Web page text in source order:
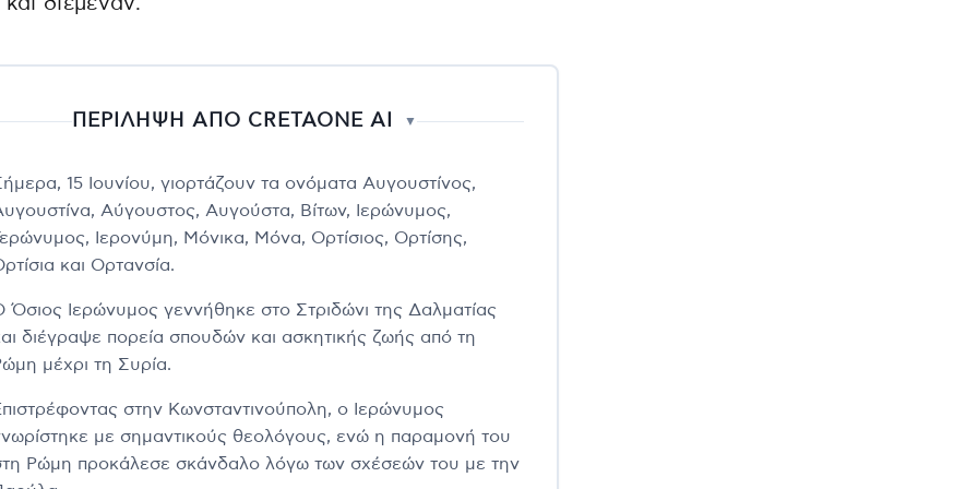
ΠΕΡΙΛΗΨΗ ΑΠΟ CRETAONE AI ▼
15 Ιουνίου, γιορτάζουν τα ονόματα Αυγουστίνος,
Αύγουστος, Αυγούστα, Βίτων, Ιερώνυμος,
Ιερονύμη, Μόνικα, Μόνα, Ορτίσιος, Ορτίσης,
και Ορτανσία.
Όσιος Ιερώνυμος γεννήθηκε στο Στριδώνι της Δαλματίας
διέγραψε πορεία σπουδών και ασκητικής ζωής από τη
μέχρι τη Συρία.
στην Κωνσταντινούπολη, ο Ιερώνυμος
με σημαντικούς θεολόγους, ενώ η παραμονή του
Ρώμη προκάλεσε σκάνδαλο λόγω των σχέσεών του με την